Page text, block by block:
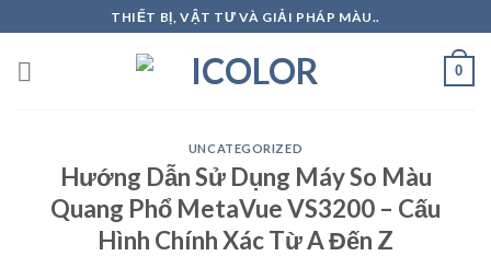
to
content
THIẾT BỊ, VẬT TƯ VÀ GIẢI PHÁP MÀU..
0
UNCATEGORIZED
Hướng Dẫn Sử Dụng Máy So Màu
Quang Phổ MetaVue VS3200 – Cấu
Hình Chính Xác Từ A Đến Z